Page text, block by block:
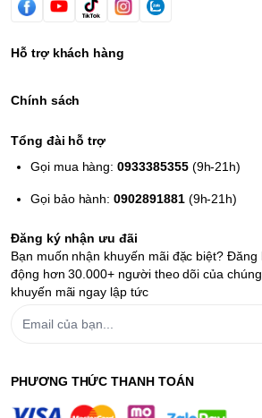
Hỗ trợ khách hàng
Chính sách
Tổng đài hỗ trợ
Gọi mua hàng:0933385355(9h-21h)
Gọi bảo hành:0902891881(9h-21h)
Đăng ký nhận ưu đãi
Bạn muốn nhận khuyến mãi đặc biệt?
động hơn 30.000+ người theo dõi của
khuyến mãi ngay lập tức
PHƯƠNG THỨC THANH TOÁN